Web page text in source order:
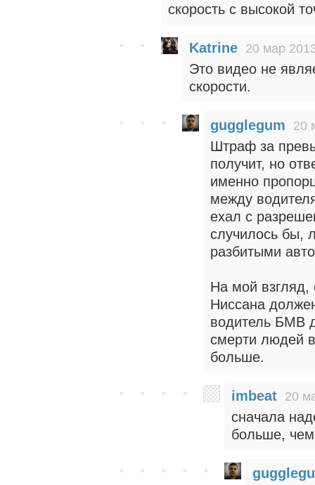
скорость с высокой
Katrine 20 мар
Это видео не
скорости.
gugglegum 20
Штраф за
получит, но
именно
между
ехал с
случилось бы,
разбитыми
На мой взгляд,
Ниссана
водитель БМВ
смерти людей
больше.
imbeat 20
сначала
больше, чем